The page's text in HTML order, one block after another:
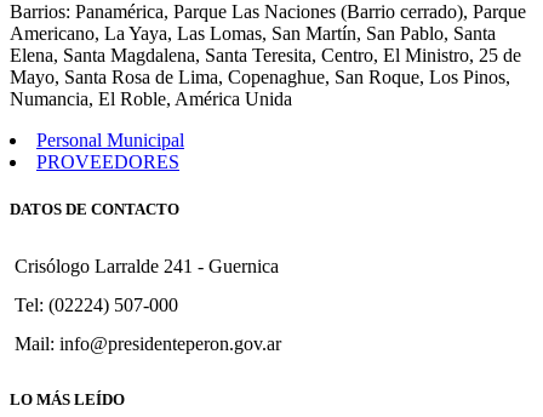
Pub.
y
sujeto
a
Pago
de
Barrios: Panamérica, Parque Las Naciones (Barrio cerrado), Parque
Americano, La Yaya, Las Lomas, San Martín, San Pablo, Santa
Elena, Santa Magdalena, Santa Teresita, Centro, El Ministro, 25 de
Mayo, Santa Rosa de Lima, Copenaghue, San Roque, Los Pinos,
Numancia, El Roble, América Unida
Personal Municipal
PROVEEDORES
DATOS DE CONTACTO
Crisólogo Larralde 241 - Guernica
Tel: (02224) 507-000
Mail: info@presidenteperon.gov.ar
LO MÁS LEÍDO